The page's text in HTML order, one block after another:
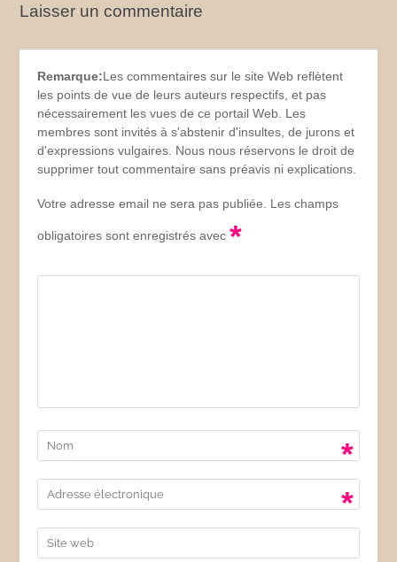
Laisser un commentaire
Remarque:Les commentaires sur le site Web reflètent
les points de vue de leurs auteurs respectifs, et pas
nécessairement les vues de ce portail Web. Les
membres sont invités à s'abstenir d'insultes, de jurons et
d'expressions vulgaires. Nous nous réservons le droit de
supprimer tout commentaire sans préavis ni explications.
Votre adresse email ne sera pas publiée. Les champs
obligatoires sont enregistrés avec*
*
*